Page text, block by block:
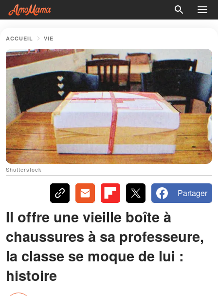
ACCUEIL VIE
Shutterstock
Partager
Il offre une vieille boîte à
chaussures à sa professeure,
la classe se moque de lui :
histoire